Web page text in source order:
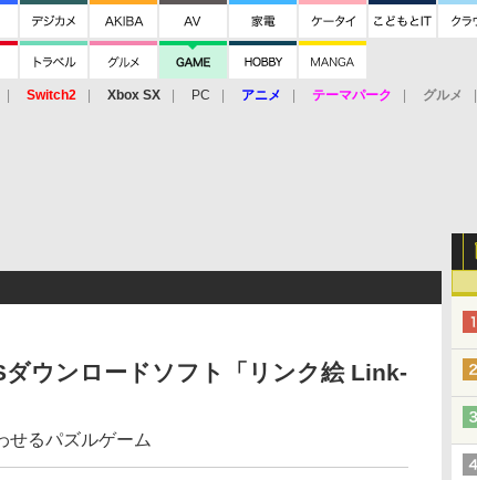
Switch2 Xbox SX PC アニメ テーマパーク グルメ
ウンロードソフト「リンク絵 Link-
せるパズルゲーム